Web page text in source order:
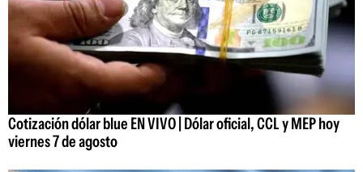
Cotización dólar blue EN VIVO | Dólar oficial, CCL y MEP hoy
viernes 7 de agosto